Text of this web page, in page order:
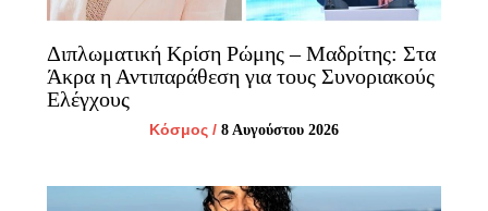
Διπλωματική Κρίση Ρώμης – Μαδρίτης: Στα
Άκρα η Αντιπαράθεση για τους Συνοριακούς
Ελέγχους
Κόσμος / 8 Αυγούστου 2026